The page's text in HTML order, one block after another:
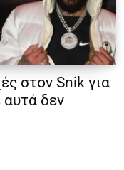
στον Snik για
δεν